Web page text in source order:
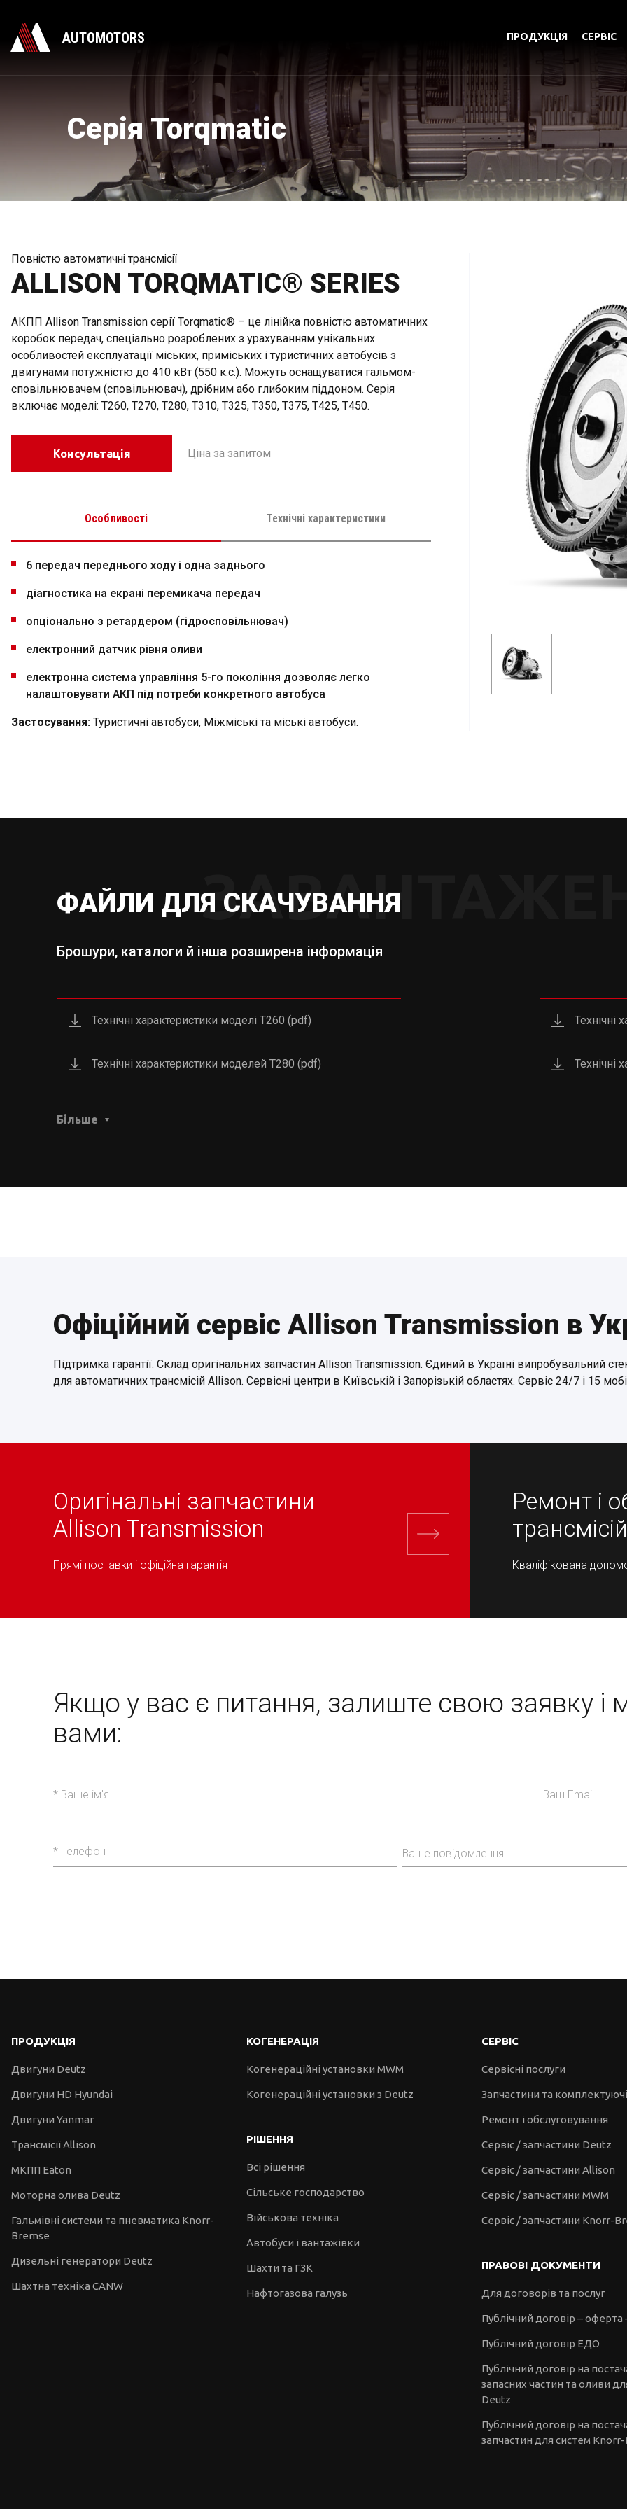
AUTOMOTORS ПРОДУКЦІЯ СЕРВІС
Серія Torqmatic
Повністю автоматичні трансмісії
ALLISON TORQMATIC® SERIES
АКПП Allison Transmіssion серії Torqmatic® – це лінійка повністю автоматичних
коробок передач, спеціально розроблених з урахуванням унікальних
особливостей експлуатації міських, приміських і туристичних автобусів з
двигунами потужністю до 410 кВт (550 к.с.). Можуть оснащуватися гальмом-
сповільнювачем (сповільнювач), дрібним або глибоким піддоном. Серія
включає моделі: T260, T270, T280, T310, T325, T350, T375, T425, T450.
Консультація Ціна за запитом
Особливості Технічні характеристики
6 передач переднього ходу і одна заднього
діагностика на екрані перемикача передач
опціонально з ретардером (гідросповільнювач)
електронний датчик рівня оливи
електронна система управління 5-го покоління дозволяє легко
налаштовувати АКП під потреби конкретного автобуса
Застосування: Туристичні автобуси, Міжміські та міські автобуси.
ФАЙЛИ ДЛЯ СКАЧУВАННЯ
Брошури, каталоги й інша розширена інформація
Технічні характеристики моделі T260 (pdf) Технічні
Технічні характеристики моделей Т280 (pdf) Технічні
Більше
Офіційний сервіс Allison Transmission в
Підтримка гарантії. Склад оригінальних запчастин Allison Transmission. Єдиний в Україні випробувальний
для автоматичних трансмісій Allison. Сервісні центри в Київській і Запорізькій областях. Сервіс 24/7 і 15
Оригінальні запчастини
Allison Transmіssion
Прямі поставки і офіційна гарантія
Ремонт і
Кваліфікована
Якщо у вас є питання, залиште свою заявку і
вами:
ПРОДУКЦІЯ
Двигуни Deutz
Двигуни HD Hyundai
Двигуни Yanmar
Трансмісії Allison
МКПП Eaton
Моторна олива Deutz
Гальмівні системи та пневматика Knorr-
Bremse
Дизельні генератори Deutz
Шахтна техніка CANW
КОГЕНЕРАЦІЯ
Когенераційні установки MWM
Когенераційні установки з Deutz
РІШЕННЯ
Всі рішення
Сільське господарство
Військова техніка
Автобуси і вантажівки
Шахти та ГЗК
Нафтогазова галузь
СЕРВІС
Сервісні послуги
Запчастини та комплектуючі
Ремонт і обслуговування
Сервіс / запчастини Deutz
Сервіс / запчастини Allison
Сервіс / запчастини MWM
Сервіс / запчастини Knorr-
ПРАВОВІ ДОКУМЕНТИ
Для договорів та послуг
Публічний договір – оферта
Публічний договір ЕДО
Публічний договір на
запасних частин та оливи
Deutz
Публічний договір на
запчастин для систем